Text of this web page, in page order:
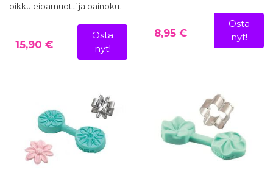
pikkuleipämuotti ja painoku…
15,90 €
Osta
nyt!
8,95 €
Osta
nyt!